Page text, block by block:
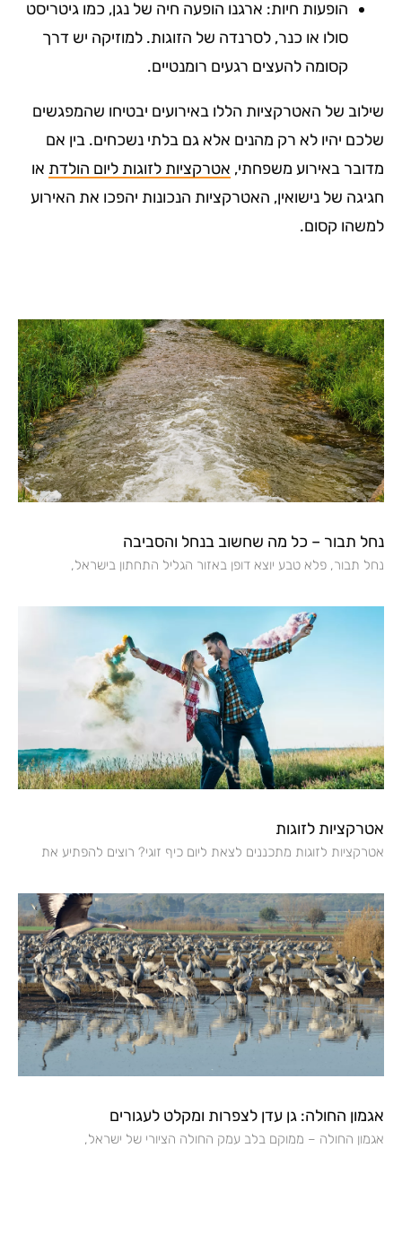
הופעות חיות: ארגנו הופעה חיה של נגן, כמו גיטריסט
סולו או כנר, לסרנדה של הזוגות. למוזיקה יש דרך
קסומה להעצים רגעים רומנטיים.
שילוב של האטרקציות הללו באירועים יבטיחו שהמפגשים
שלכם יהיו לא רק מהנים אלא גם בלתי נשכחים. בין אם
מדובר באירוע משפחתי,אטרקציות לזוגות ליום הולדתאו
חגיגה של נישואין, האטרקציות הנכונות יהפכו את האירוע
למשהו קסום.
נחל תבור – כל מה שחשוב בנחל והסביבה
נחל תבור, פלא טבע יוצא דופן באזור הגליל התחתון בישראל,
אטרקציות לזוגות
אטרקציות לזוגות מתכננים לצאת ליום כיף זוגי? רוצים להפתיע את
אגמון החולה: גן עדן לצפרות ומקלט לעגורים
אגמון החולה – ממוקם בלב עמק החולה הציורי של ישראל,